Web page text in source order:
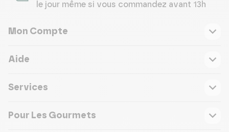
le jour même si vous commandez avant 13h
Mon Compte
Aide
Services
Pour Les Gourmets